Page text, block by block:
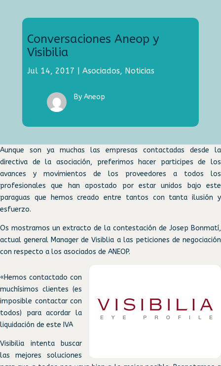
Conversaciones Aneop y
Visibilia
Jul 14, 2017 | Asociados, Noticias
By Aneop
Aunque son ya muchas las empresas contactadas desde la
directiva de la asociación, preferimos hacer participes de los
avances y movimientos de los proveedores a todos los
profesionales que han apostado por estar unidos bajo este
paraguas que hemos creado entre tantos con tanta ilusión y
esfuerzo.
Os mostramos un extracto de la contestación de Josep Bonmatí,
actual general Manager de Visiblia a las peticiones de negociación
con respecto a los asociados de ANEOP.
«Hemos contactado con
muchísimos clientes (es
imposible contactar con
todos) para acordar la
liquidación de este IVA
Visibilia intenta buscar
las mejores soluciones